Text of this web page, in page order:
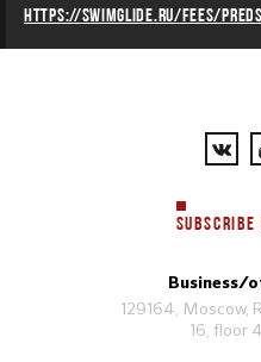
https://swimglide.ru/fees/
SUBSCRIBE
Business/
129164, Moscow,
16, floor